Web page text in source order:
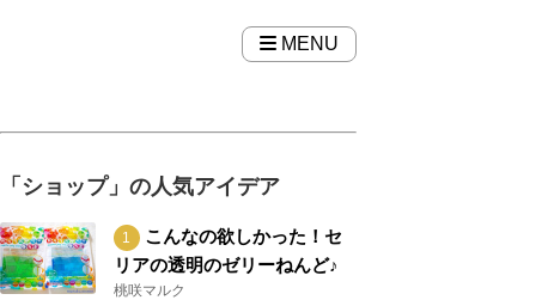
MENU
「ショップ」の人気アイデア
こんなの欲しかった！セ
リアの透明のゼリーねんど♪
桃咲マルク